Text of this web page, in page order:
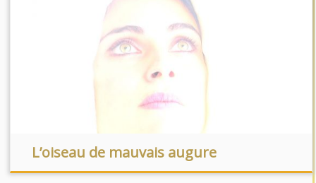
L’oiseau de mauvais augure